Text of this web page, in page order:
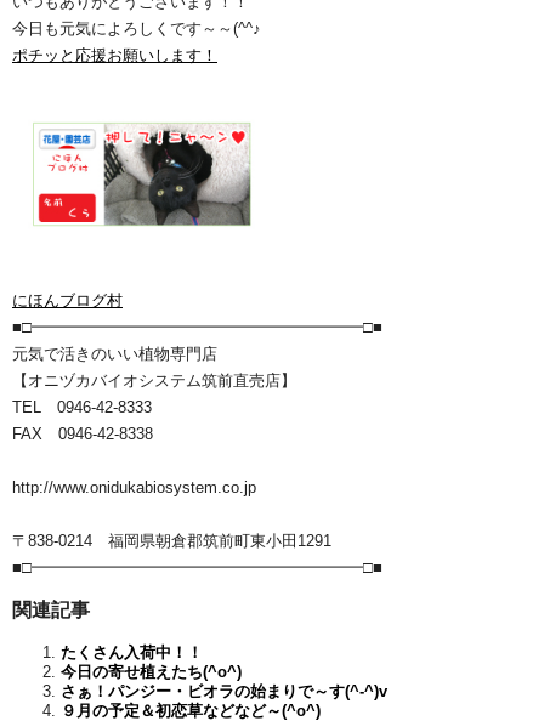
今日も元気によろしくです～～(^^♪
ポチッと応援お願いします！
にほんブログ村
■□━━━━━━━━━━━━━━━━━━━━━□■
元気で活きのいい植物専門店
【オニヅカバイオシステム筑前直売店】
TEL 0946-42-8333
FAX 0946-42-8338
http://www.onidukabiosystem.co.jp
〒838-0214 福岡県朝倉郡筑前町東小田1291
■□━━━━━━━━━━━━━━━━━━━━━□■
関連記事
たくさん入荷中！！
今日の寄せ植えたち(^o^)
さぁ！パンジー・ビオラの始まりで～す(^-^)v
９月の予定＆初恋草などなど～(^o^)